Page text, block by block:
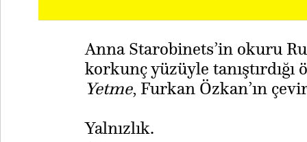
Anna Starobinets’in okuru
korkunç yüzüyle
Yetme, Furkan Özkan’ın
Yalnızlık.